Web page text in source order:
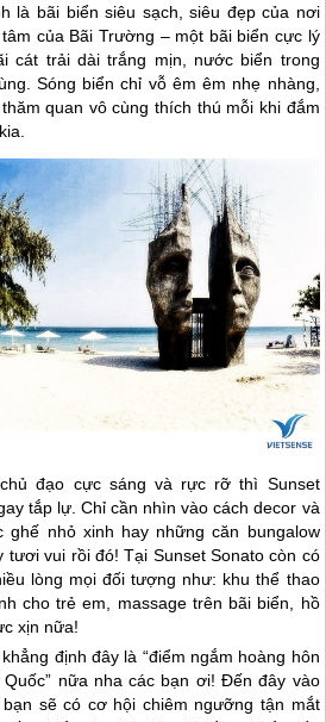
là bãi biển siêu sạch, siêu đẹp của nơi
của Bãi Trường – một bãi biển cực lý
cát trải dài trắng mịn, nước biển trong
Sóng biển chỉ vỗ êm êm nhẹ nhàng,
quan vô cùng thích thú mỗi khi đắm
đạo cực sáng và rực rỡ thì Sunset
tắp lự. Chỉ cần nhìn vào cách decor và
ghế nhỏ xinh hay những căn bungalow
tươi vui rồi đó! Tại Sunset Sonato còn có
lòng mọi đối tượng như: khu thể thao
cho trẻ em, massage trên bãi biển, hồ
xịn nữa!
định đây là “điểm ngắm hoàng hôn
Quốc” nữa nha các bạn ơi! Đến đây vào
bạn sẽ có cơ hội chiêm ngưỡng tận mắt